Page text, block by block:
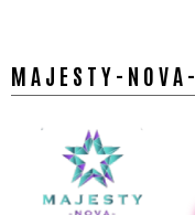
MAJESTY-NOVA-